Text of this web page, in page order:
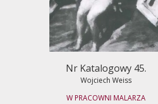
Nr Katalogowy 45.
Wojciech Weiss
W PRACOWNI MALARZA